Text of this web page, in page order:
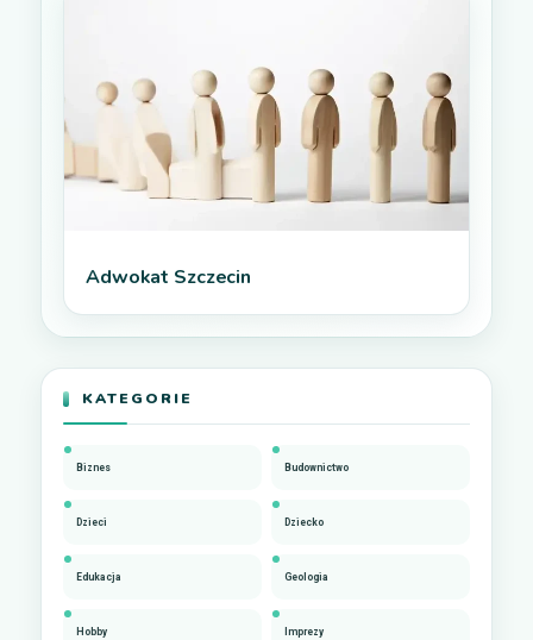
Adwokat Szczecin
KATEGORIE
Biznes Budownictwo
Dzieci Dziecko
Edukacja Geologia
Hobby Imprezy